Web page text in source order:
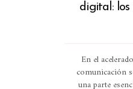
digital:
En el
comunicación
una parte